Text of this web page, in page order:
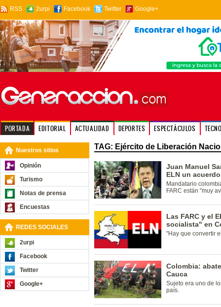
RSS 2urpi Facebook Twitter Google+
PORTADA EDITORIAL ACTUALIDAD DEPORTES ESPECTÁCULOS
Nuestros sitios
Opinión
Turismo
Notas de prensa
Encuestas
REDES SOCIALES
2urpi
Facebook
Twitter
Google+
TAG: Ejército de Liberación
Juan Manuel
ELN un
Mandatario
FARC están "muy
Las FARC y el
socialista" en
"Hay que convertir
Colombia:
Cauca
Sujeto era uno de
país.